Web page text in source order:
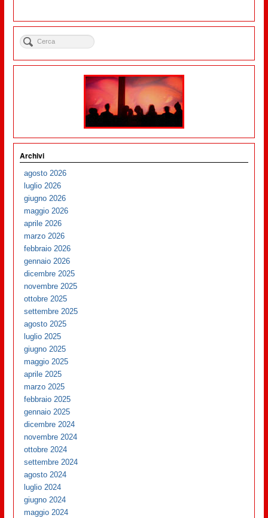
Archivi
agosto 2026
luglio 2026
giugno 2026
maggio 2026
aprile 2026
marzo 2026
febbraio 2026
gennaio 2026
dicembre 2025
novembre 2025
ottobre 2025
settembre 2025
agosto 2025
luglio 2025
giugno 2025
maggio 2025
aprile 2025
marzo 2025
febbraio 2025
gennaio 2025
dicembre 2024
novembre 2024
ottobre 2024
settembre 2024
agosto 2024
luglio 2024
giugno 2024
maggio 2024